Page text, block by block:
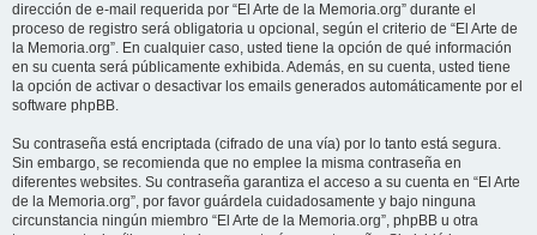
dirección de e-mail requerida por “El Arte de la Memoria.org” durante el
proceso de registro será obligatoria u opcional, según el criterio de “El Arte de
la Memoria.org”. En cualquier caso, usted tiene la opción de qué información
en su cuenta será públicamente exhibida. Además, en su cuenta, usted tiene
la opción de activar o desactivar los emails generados automáticamente por el
software phpBB.
Su contraseña está encriptada (cifrado de una vía) por lo tanto está segura.
Sin embargo, se recomienda que no emplee la misma contraseña en
diferentes websites. Su contraseña garantiza el acceso a su cuenta en “El Arte
de la Memoria.org”, por favor guárdela cuidadosamente y bajo ninguna
circunstancia ningún miembro “El Arte de la Memoria.org”, phpBB u otra